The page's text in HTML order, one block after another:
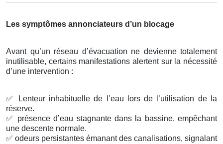
Les symptômes annonciateurs d’un blocage
Avant qu’un réseau d’évacuation ne devienne totalement
inutilisable, certains manifestations alertent sur la nécessité
d’une intervention :
✅
Lenteur inhabituelle de l’eau lors de l’utilisation de la
réserve.
✅
présence d’eau stagnante dans la bassine, empêchant
une descente normale.
✅ odeurs persistantes émanant des canalisations, signalant